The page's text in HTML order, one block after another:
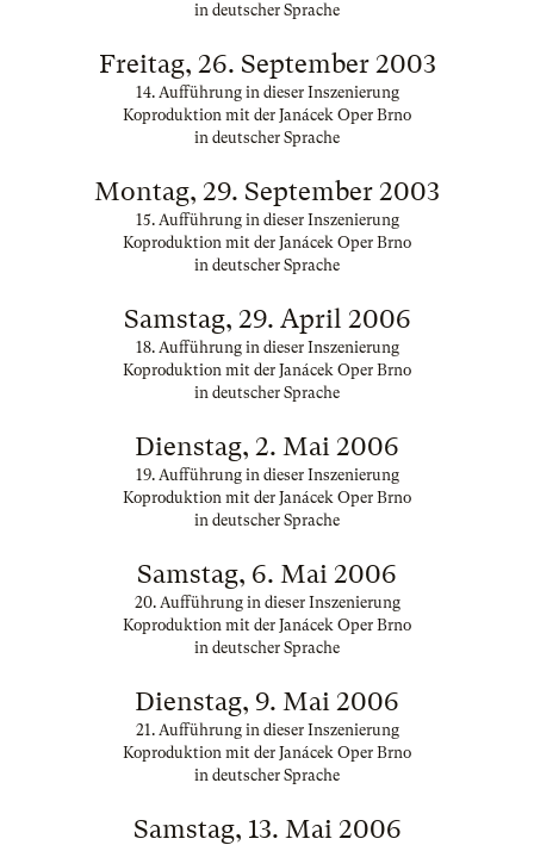
in deutscher Sprache
Freitag, 26. September 2003
14. Aufführung in dieser Inszenierung
Koproduktion mit der Janácek Oper Brno
in deutscher Sprache
Montag, 29. September 2003
15. Aufführung in dieser Inszenierung
Koproduktion mit der Janácek Oper Brno
in deutscher Sprache
Samstag, 29. April 2006
18. Aufführung in dieser Inszenierung
Koproduktion mit der Janácek Oper Brno
in deutscher Sprache
Dienstag, 2. Mai 2006
19. Aufführung in dieser Inszenierung
Koproduktion mit der Janácek Oper Brno
in deutscher Sprache
Samstag, 6. Mai 2006
20. Aufführung in dieser Inszenierung
Koproduktion mit der Janácek Oper Brno
in deutscher Sprache
Dienstag, 9. Mai 2006
21. Aufführung in dieser Inszenierung
Koproduktion mit der Janácek Oper Brno
in deutscher Sprache
Samstag, 13. Mai 2006